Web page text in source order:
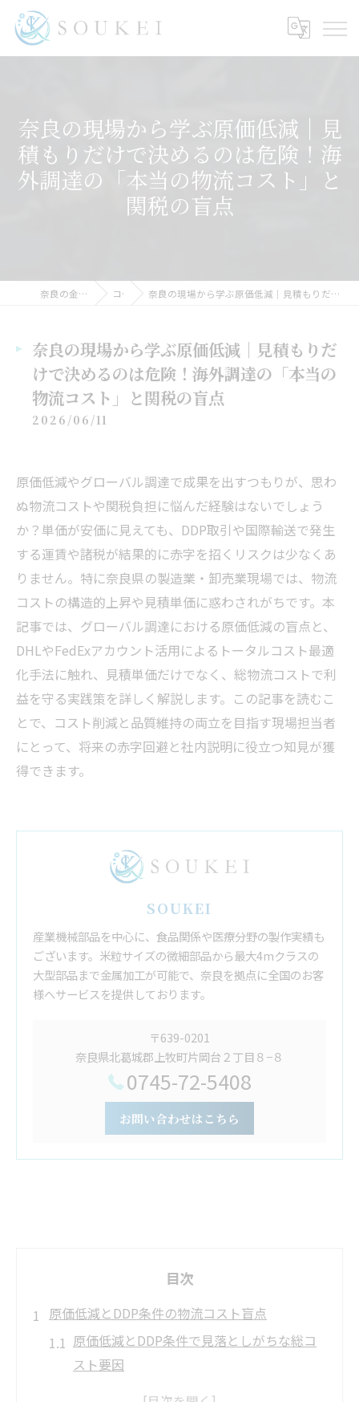
奈良の現場から学ぶ原価低減｜見
積もりだけで決めるのは危険！海
外調達の「本当の物流コスト」と
関税の盲点
奈良の金属加工ならSOUKEI コラム 奈良の現場から学ぶ原価低減｜見積もりだけで決めるのは危険！海外調達の「本当の物流コスト」と関税の盲点
奈良の現場から学ぶ原価低減｜見積もりだ
けで決めるのは危険！海外調達の「本当の
物流コスト」と関税の盲点
2026/06/11
原価低減やグローバル調達で成果を出すつもりが、思わ
ぬ物流コストや関税負担に悩んだ経験はないでしょう
か？単価が安価に見えても、DDP取引や国際輸送で発生
する運賃や諸税が結果的に赤字を招くリスクは少なくあ
りません。特に奈良県の製造業・卸売業現場では、物流
コストの構造的上昇や見積単価に惑わされがちです。本
記事では、グローバル調達における原価低減の盲点と、
DHLやFedExアカウント活用によるトータルコスト最適
化手法に触れ、見積単価だけでなく、総物流コストで利
益を守る実践策を詳しく解説します。この記事を読むこ
とで、コスト削減と品質維持の両立を目指す現場担当者
にとって、将来の赤字回避と社内説明に役立つ知見が獲
得できます。
SOUKEI
産業機械部品を中心に、食品関係や医療分野の製作実績も
ございます。米粒サイズの微細部品から最大4mクラスの
大型部品まで金属加工が可能で、奈良を拠点に全国のお客
様へサービスを提供しております。
〒639-0201
奈良県北葛城郡上牧町片岡台２丁目８−８
0745-72-5408
お問い合わせはこちら
目次
原価低減とDDP条件の物流コスト盲点
原価低減とDDP条件で見落としがちな総コ
スト要因
物流コスト構造を理解し原価低減につなげ